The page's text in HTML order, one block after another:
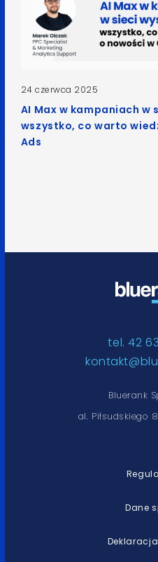
24 czerwca 2025
AI Max w kampaniach w
wszystko, co warto
Ads
tel. 42
Bluerank
al. Piłsudskiego
Dane